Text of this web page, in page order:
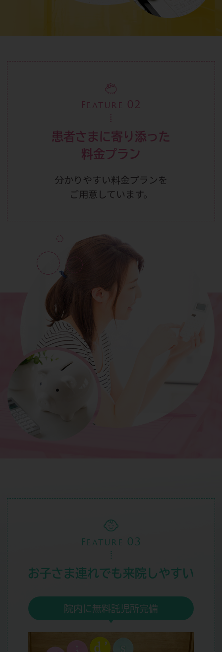
Feature 02
患者さまに寄り添った
料金プラン
分かりやすい料金プランを
ご用意しています。
Feature 03
お子さま連れでも来院しやすい
院内に無料託児所完備